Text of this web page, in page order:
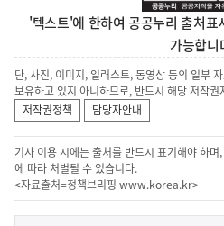
'텍스트'에 한하여 공공누리 출처표
가능합니
단, 사진, 이미지, 일러스트, 동영상 등의 일부
보유하고 있지 아니하므로, 반드시 해당 저작
저작권정책
담당자안내
기사 이용 시에는 출처를 반드시 표기해야 하며
에 따라 처벌될 수 있습니다.
<자료출처=정책브리핑 www.korea.kr>